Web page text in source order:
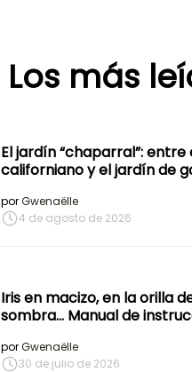
Los más
El jardín “chaparral”: entre
californiano y el jardín de
porGwenaëlle
4 de agosto de 2026
Iris en macizo, en la orilla
sombra… Manual de
porGwenaëlle
30 de julio de 2026